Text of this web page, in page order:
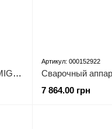
Сварочный аппарат Vitals Professional MIG 2000 LCD Alu Synergy
Артикул: 000152922
7 864.00 грн